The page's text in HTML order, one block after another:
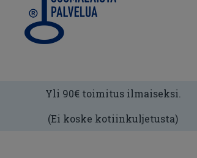
Yli 90€ toimitus ilmaiseksi.
(Ei koske kotiinkuljetusta)